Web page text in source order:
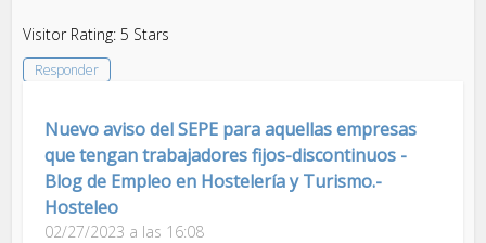
Visitor Rating: 5 Stars
Responder
Nuevo aviso del SEPE para aquellas empresas
que tengan trabajadores fijos-discontinuos -
Blog de Empleo en Hostelería y Turismo.-
Hosteleo
02/27/2023 a las 16:08